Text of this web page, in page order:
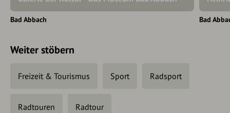
Bad Abbach Bad
Weiter stöbern
Freizeit & Tourismus Sport Radsport
Radtouren Radtour